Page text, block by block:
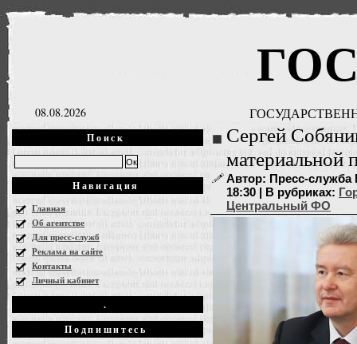
08.08.2026
Поиск
Навигация
Главная
Об агентстве
Для пресс-служб
Реклама на сайте
Контакты
Личный кабинет
.
Подпишитесь
Сергей
материальной
Автор: Пресс-служба
18:30 | В рубриках:
Центральный ФО